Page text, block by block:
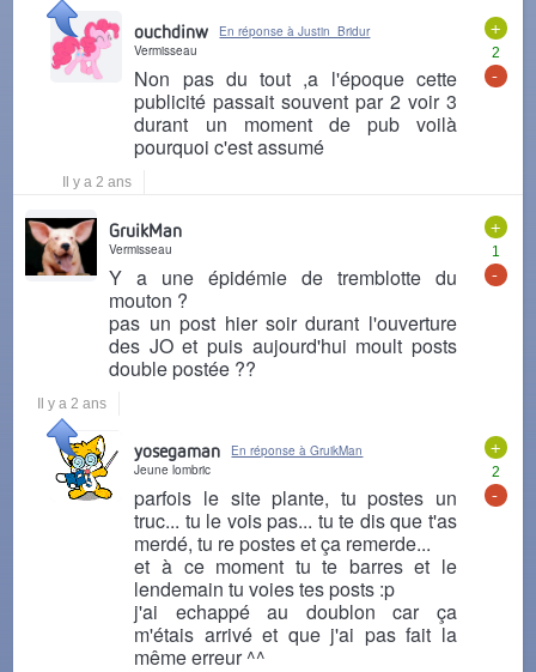
+
2
-
ouchdinw
En réponse à Justin_Bridur
Vermisseau
Non pas du tout ,a l'époque cette
publicité passait souvent par 2 voir 3
durant un moment de pub voilà
pourquoi c'est assumé
Il y a 2 ans
+
1
-
GruikMan
Vermisseau
Y a une épidémie de tremblotte du
mouton ?
pas un post hier soir durant l'ouverture
des JO et puis aujourd'hui moult posts
double postée ??
Il y a 2 ans
+
2
-
yosegaman
En réponse à GruikMan
Jeune lombric
parfois le site plante, tu postes un
truc... tu le vois pas... tu te dis que t'as
merdé, tu re postes et ça remerde...
et à ce moment tu te barres et le
lendemain tu voies tes posts :p
j'ai echappé au doublon car ça
m'étais arrivé et que j'ai pas fait la
même erreur ^^